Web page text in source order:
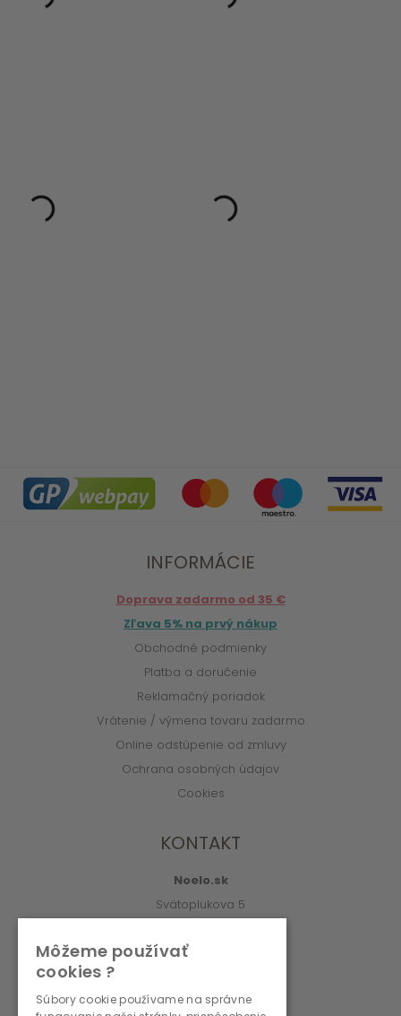
INFORMÁCIE
Doprava zadarmo od 35 €
Zľava 5% na prvý nákup
Obchodné podmienky
Platba a doručenie
Reklamačný poriadok
Vrátenie / výmena tovaru zadarmo
Online odstúpenie od zmluvy
Ochrana osobných údajov
Cookies
KONTAKT
Noelo.sk
Svätoplukova 5
info@noelo.sk
Môžeme používať
cookies ?
Súbory cookie používame na správne